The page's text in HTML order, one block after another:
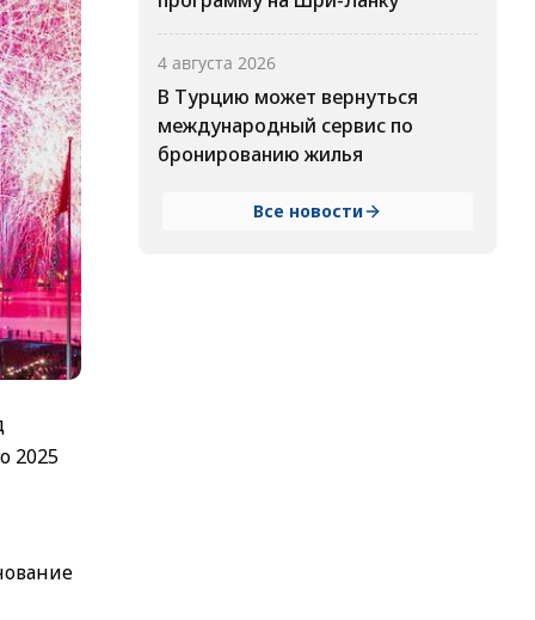
2025
4 августа 2026
В Турцию может вернуться
международный сервис по
бронированию жилья
Все новости